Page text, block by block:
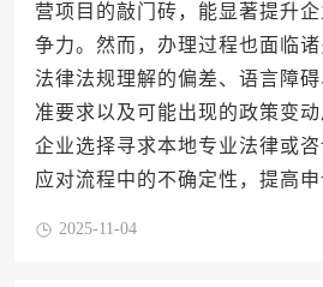
营项目的敲门砖，能显著提升
争力。然而，办理过程也面临
法律法规理解的偏差、语言障
准要求以及可能出现的政策变
企业选择寻求本地专业法律或
应对流程中的不确定性，提高申
2025-11-04